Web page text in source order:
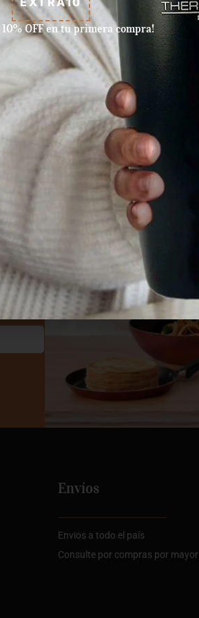
Aceptamos pagos con tarjeta
de crédito, débito, efectivo, y
dinero disponible en Mercado
Pago.
Envíos
Envios a todo el país
Consulte por compras por mayor
OFF en tu primera compra!